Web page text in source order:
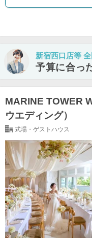
新宿西口店等
予算に合っ
MARINE TOWER
ウエディング）
式場・ゲストハウス